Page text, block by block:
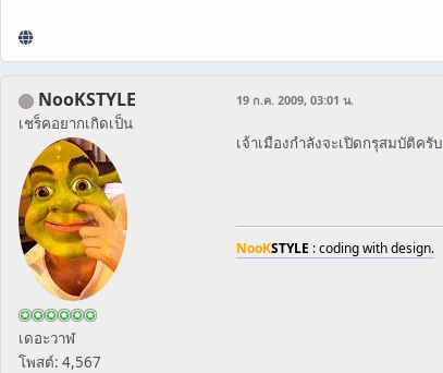
NooKSTYLE
เชร็คอยากเกิดเป็น
เดอะวาฬ
โพสต์: 4,567
19 ก.ค. 2009, 03:01 น.
เจ้าเมืองกำลังจะเปิดกรุสมบัติครับ
NooKSTYLE : coding with design.